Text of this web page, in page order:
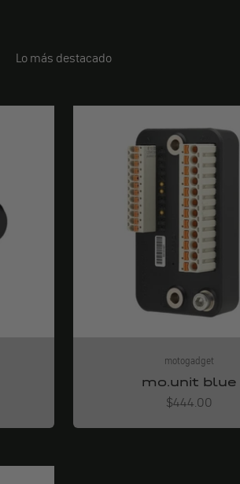
Lo más destacado
motogadget
mo.unit blue
Angebot
$444.00